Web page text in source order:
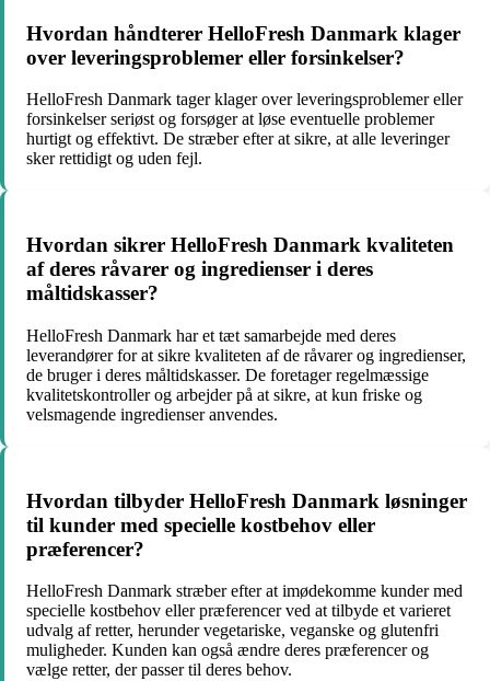
Hvordan håndterer HelloFresh Danmark klager
over leveringsproblemer eller forsinkelser?
HelloFresh Danmark tager klager over leveringsproblemer eller
forsinkelser seriøst og forsøger at løse eventuelle problemer
hurtigt og effektivt. De stræber efter at sikre, at alle leveringer
sker rettidigt og uden fejl.
Hvordan sikrer HelloFresh Danmark kvaliteten
af deres råvarer og ingredienser i deres
måltidskasser?
HelloFresh Danmark har et tæt samarbejde med deres
leverandører for at sikre kvaliteten af de råvarer og ingredienser,
de bruger i deres måltidskasser. De foretager regelmæssige
kvalitetskontroller og arbejder på at sikre, at kun friske og
velsmagende ingredienser anvendes.
Hvordan tilbyder HelloFresh Danmark løsninger
til kunder med specielle kostbehov eller
præferencer?
HelloFresh Danmark stræber efter at imødekomme kunder med
specielle kostbehov eller præferencer ved at tilbyde et varieret
udvalg af retter, herunder vegetariske, veganske og glutenfri
muligheder. Kunden kan også ændre deres præferencer og
vælge retter, der passer til deres behov.